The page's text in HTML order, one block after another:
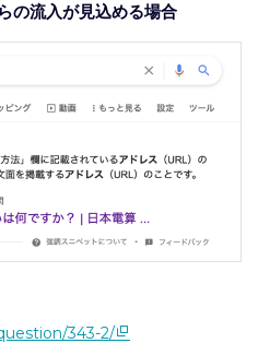
流入が見込める場合
343-2/